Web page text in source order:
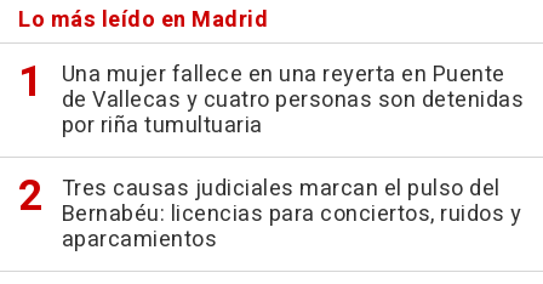
Lo más leído en Madrid
Una mujer fallece en una reyerta en Puente
de Vallecas y cuatro personas son detenidas
por riña tumultuaria
Tres causas judiciales marcan el pulso del
Bernabéu: licencias para conciertos, ruidos y
aparcamientos